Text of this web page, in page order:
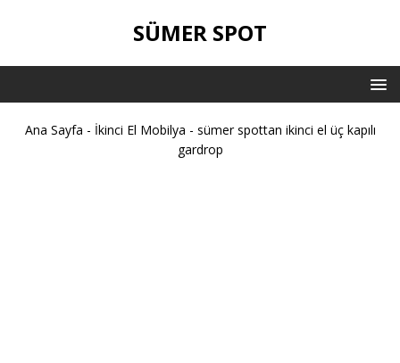
SÜMER SPOT
Ana Sayfa - İkinci El Mobilya - sümer spottan ikinci el üç kapılı
gardrop